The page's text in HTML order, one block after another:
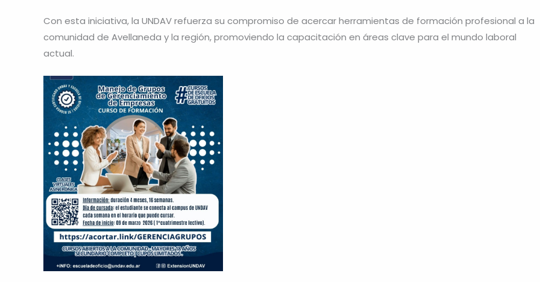
Con esta iniciativa, la UNDAV refuerza su compromiso de acercar herramientas de formación profesional a la
comunidad de Avellaneda y la región, promoviendo la capacitación en áreas clave para el mundo laboral
actual.